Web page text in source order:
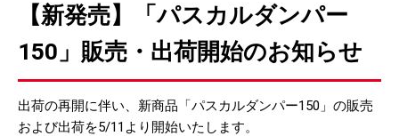
【新発売】「パスカルダンパー
150」販売・出荷開始のお知らせ
出荷の再開に伴い、新商品「パスカルダンパー150」の販売
および出荷を5/11より開始いたします。